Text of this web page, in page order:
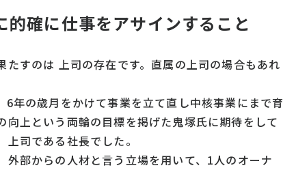
確に仕事をアサインすること
すのは 上司の存在です。直属の上司の場合もあれ
年の歳月をかけて事業を立て直し中核事業にまで育
向上という両輪の目標を掲げた鬼塚氏に期待をして
司である社長でした。
部からの人材と言う立場を用いて、1人のオーナ